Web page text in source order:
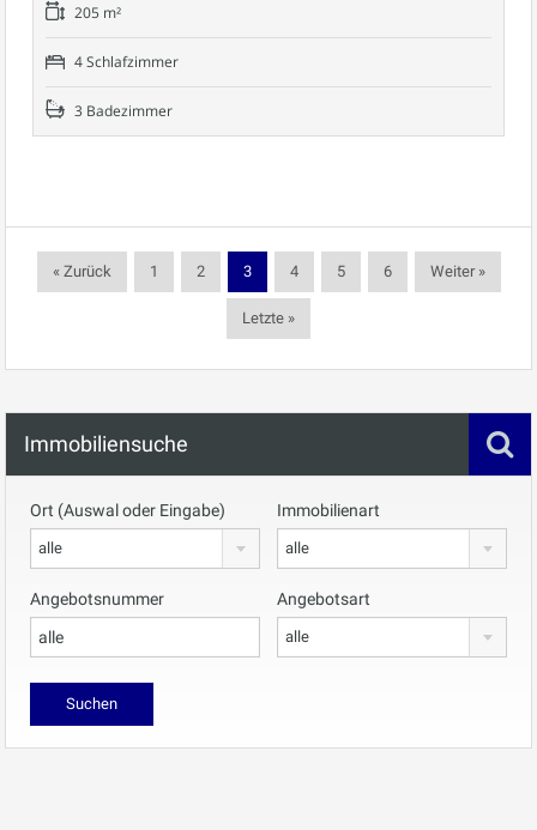
205 m²
4 Schlafzimmer
3 Badezimmer
« Zurück 1 2 3 4 5 6 Weiter »
Letzte »
Immobiliensuche
Ort (Auswal oder Eingabe)
alle
Immobilienart
alle
Angebotsnummer Angebotsart
alle